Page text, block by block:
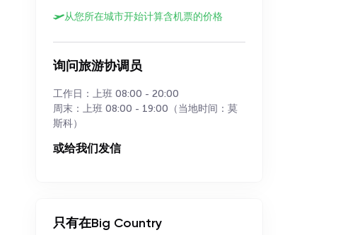
从您所在城市开始计算含机票的价格
询问旅游协调员
工作日：上班 08:00 - 20:00
周末：上班 08:00 - 19:00（当地时间：莫
斯科）
或给我们发信
只有在Big Country